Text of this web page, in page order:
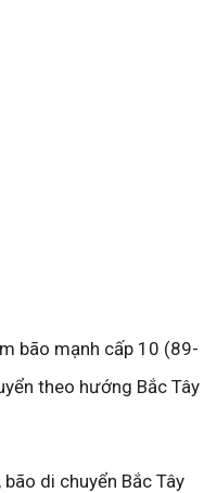
bão mạnh cấp 10 (89-
theo hướng Bắc Tây
di chuyển Bắc Tây